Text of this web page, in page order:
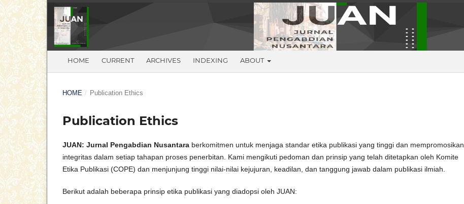
HOME CURRENT ARCHIVES INDEXING ABOUT
HOME / Publication Ethics
Publication Ethics
JUAN: Jurnal Pengabdian Nusantara berkomitmen untuk menjaga standar etika publikasi yang tinggi dan mempromosikan
integritas dalam setiap tahapan proses penerbitan. Kami mengikuti pedoman dan prinsip yang telah ditetapkan oleh Komite
Etika Publikasi (COPE) dan menjunjung tinggi nilai-nilai kejujuran, keadilan, dan tanggung jawab dalam publikasi ilmiah.
Berikut adalah beberapa prinsip etika publikasi yang diadopsi oleh JUAN: